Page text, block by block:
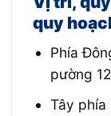
quy
Phía
pường
Tây phía